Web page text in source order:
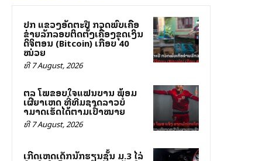
ປກສ ແຂວງອັດຕະປື ກວດພົບເຄືອ
ຂ່າຍລັກລອບຕິດຕັ້ງເຄື່ອງຂຸດເງິນ
ດິຈິຕອນ (Bitcoin) ເກືອບ 40
ໝ່ວຍ
ທີ 7 August, 2026
ສຕລ ໂພສຂອບໃຈແຟນບານ ພ້ອມ
ເຜີຍສາເຫດ ທີ່ທີມຊາດລາວບໍ່
ສາມາດເຮັດໄດ້ຕາມເປົ້າໝາຍ
ທີ 7 August, 2026
ເກີດເຫດເດັກນັກຮຽນຊັ້ນ ມ.3 ໄລ່